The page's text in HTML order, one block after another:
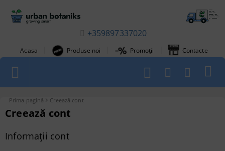
+359897337020
Acasa Produse noi Promoții Contacte
Prima pagină Creează cont
Creează cont
Informații cont